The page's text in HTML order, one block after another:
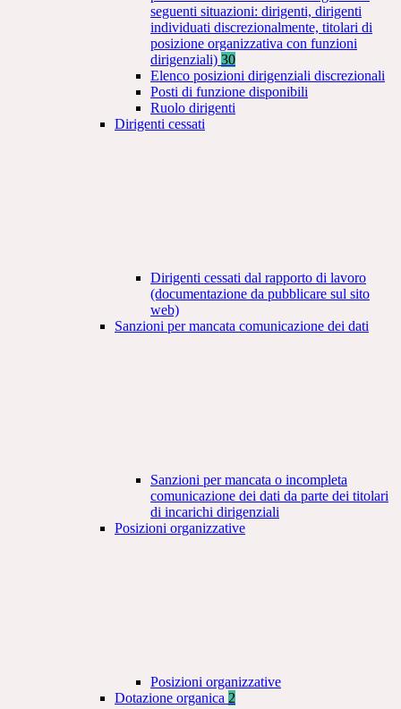
seguenti situazioni: dirigenti, dirigenti
individuati discrezionalmente, titolari di
posizione organizzativa con funzioni
dirigenziali) 30
Elenco posizioni dirigenziali discrezionali
Posti di funzione disponibili
Ruolo dirigenti
Dirigenti cessati
Dirigenti cessati dal rapporto di lavoro
(documentazione da pubblicare sul sito
web)
Sanzioni per mancata comunicazione dei dati
Sanzioni per mancata o incompleta
comunicazione dei dati da parte dei titolari
di incarichi dirigenziali
Posizioni organizzative
Posizioni organizzative
Dotazione organica 2